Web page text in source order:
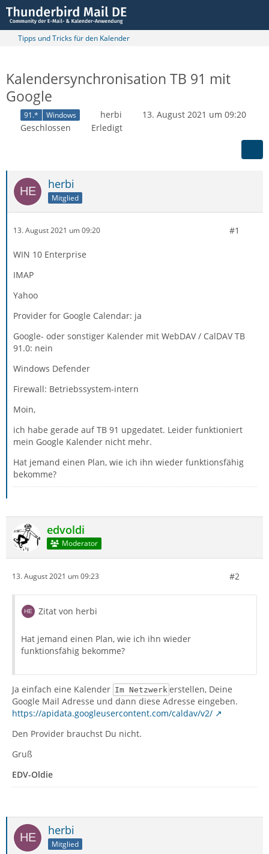
Tipps und Tricks für den Kalender
Kalendersynchronisation TB 91 mit
Google
91.* Windows herbi
13. August 2021 um 09:20
Geschlossen
Erledigt
herbi
Mitglied
13. August 2021 um 09:20 #1
WIN 10 Enterprise
IMAP
Yahoo
Provider for Google Calendar: ja
Google- oder sonstiger Kalender mit WebDAV / CalDAV TB
91.0: nein
Windows Defender
Firewall: Betriebssystem-intern
Moin,
ich habe gerade auf TB 91 upgedatet. Leider funktioniert
mein Google Kalender nicht mehr.
Hat jemand einen Plan, wie ich ihn wieder funktionsfähig
bekomme?
edvoldi
Moderator
13. August 2021 um 09:23 #2
Zitat von herbi
Hat jemand einen Plan, wie ich ihn wieder
funktionsfähig bekomme?
Ja einfach eine Kalender Im Netzwerk erstellen, Deine
Google Mail Adresse und dann diese Adresse eingeben.
https://apidata.googleusercontent.com/caldav/v2/
Den Provider brauchst Du nicht.
Gruß
EDV-Oldie
herbi
Mitglied